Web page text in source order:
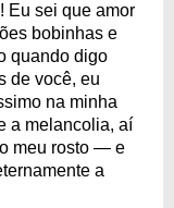
Eu sei que amor
bobinhas e
quando digo
de você, eu
na minha
a melancolia, aí
meu rosto — e
a